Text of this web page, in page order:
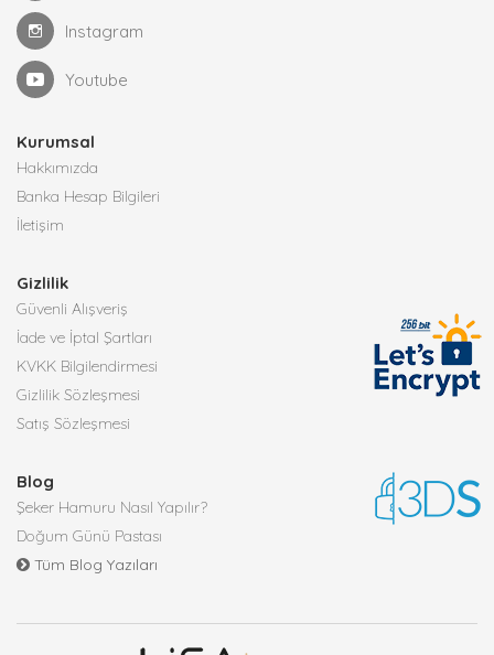
Instagram
Youtube
Kurumsal
Hakkımızda
Banka Hesap Bilgileri
İletişim
Gizlilik
Güvenli Alışveriş
İade ve İptal Şartları
KVKK Bilgilendirmesi
Gizlilik Sözleşmesi
Satış Sözleşmesi
Blog
Şeker Hamuru Nasıl Yapılır?
Doğum Günü Pastası
Tüm Blog Yazıları